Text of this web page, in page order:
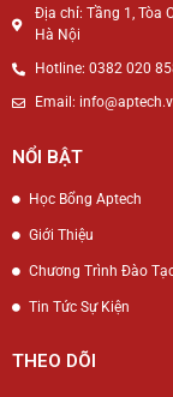
Địa chỉ: Tầng 1, Tòa
Hà Nội
Hotline: 0382 020
Email:
NỔI BẬT
Học Bổng Aptech
Giới Thiệu
Chương Trình Đào
Tin Tức Sự Kiện
THEO DÕI